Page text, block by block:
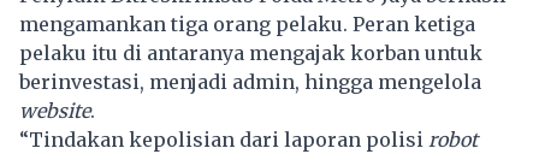
mengamankan tiga orang pelaku. Peran ketiga
pelaku itu di antaranya mengajak korban untuk
berinvestasi, menjadi admin, hingga mengelola
website.
“Tindakan kepolisian dari laporan polisi robot